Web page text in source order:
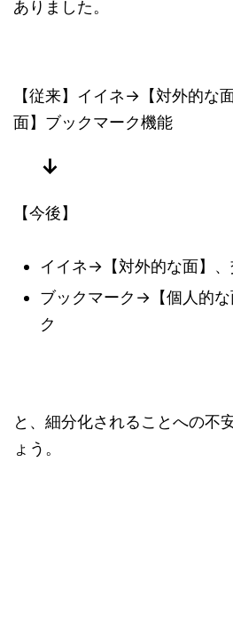
ありました。
【従来】イイネ→【対外的な
面】ブックマーク機能
↓
【今後】
イイネ→【対外的な面】
ブックマーク→【個人的
ク
と、細分化されることへの不
ょう。